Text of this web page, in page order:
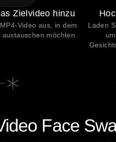
Zielvideo hinzu
Video aus, in dem
möchten.
Laden
Face